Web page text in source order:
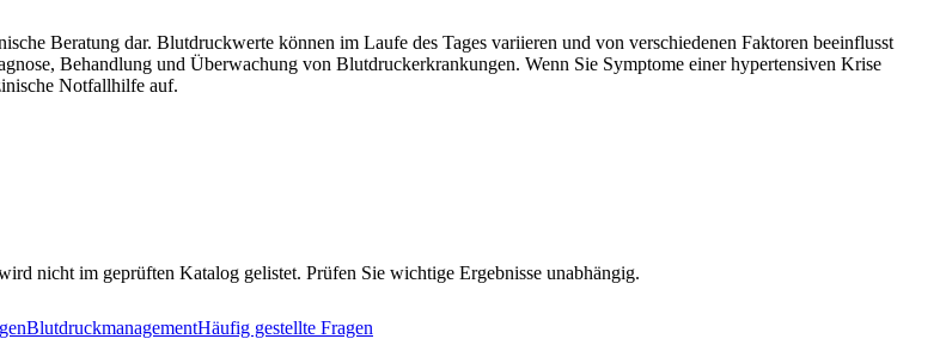
Beratung dar. Blutdruckwerte können im Laufe des Tages variieren und von verschiedenen Faktoren beeinflusst
Behandlung und Überwachung von Blutdruckerkrankungen. Wenn Sie Symptome einer hypertensiven Krise
Notfallhilfe auf.
nicht im geprüften Katalog gelistet. Prüfen Sie wichtige Ergebnisse unabhängig.
BlutdruckmanagementHäufig gestellte Fragen